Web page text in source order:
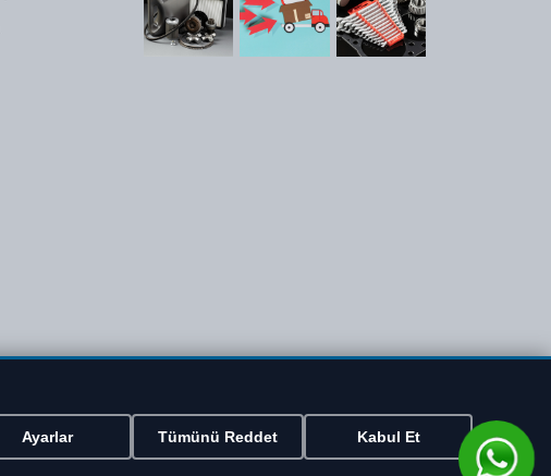
Ayarlar Tümünü Reddet Kabul Et